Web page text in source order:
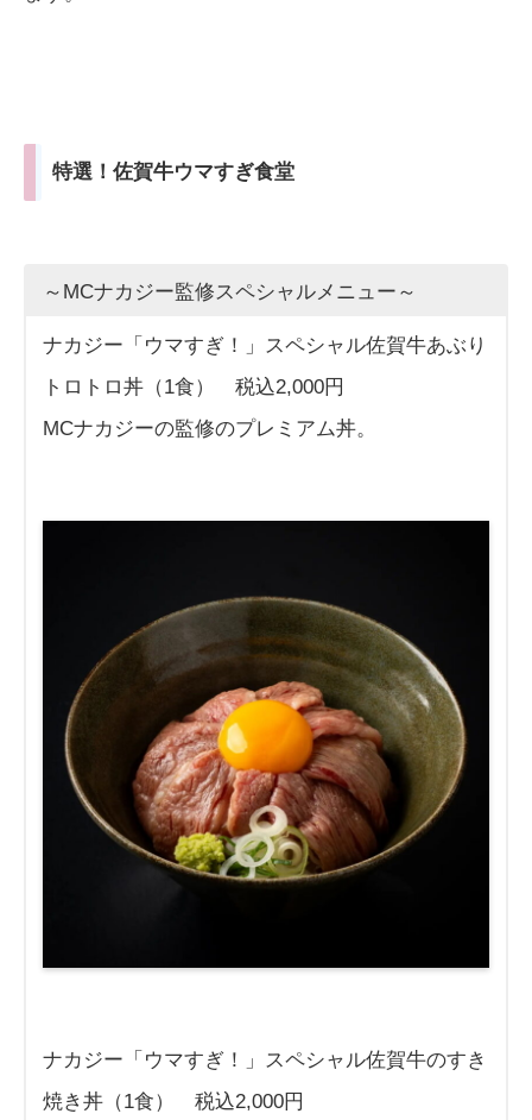
特選！佐賀牛ウマすぎ食堂
～MCナカジー監修スペシャルメニュー～
ナカジー「ウマすぎ！」スペシャル佐賀牛あぶり
トロトロ丼（1食） 税込2,000円
MCナカジーの監修のプレミアム丼。
ナカジー「ウマすぎ！」スペシャル佐賀牛のすき
焼き丼（1食） 税込2,000円